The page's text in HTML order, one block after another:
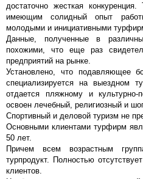
достаточно жесткая
имеющим солидный опыт
молодыми и инициативными
Данные, полученные в
похожими, что еще раз
предприятий на рынке.
Установлено, что подавляющее
специализируется на выездном
отдается пляжному и культурно-
освоен лечебный, религиозный и
Спортивный и деловой туризм не
Основными клиентами турфирм
50 лет.
Причем всем возрастным
турпродукт. Полностью
клиентов.